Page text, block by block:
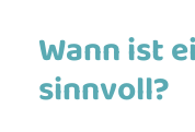
Wann ist
sinnvoll?